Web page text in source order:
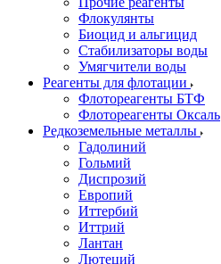
Флокулянты
Биоцид и альгицид
Стабилизаторы воды
Умягчители воды
Реагенты для флотации
Флотореагенты БТФ
Флотореагенты Оксаль
Редкоземельные металлы
Гадолиний
Гольмий
Диспрозий
Европий
Иттербий
Иттрий
Лантан
Лютеций